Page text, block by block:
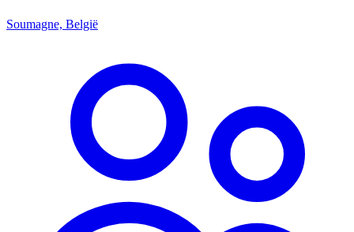
Soumagne, België